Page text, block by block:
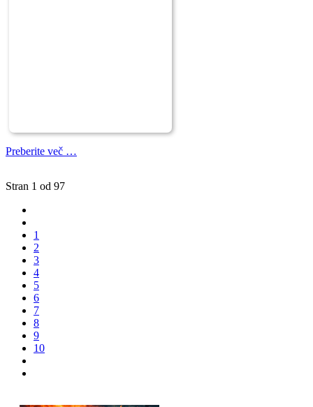
Preberite več …
Stran 1 od 97
1
2
3
4
5
6
7
8
9
10